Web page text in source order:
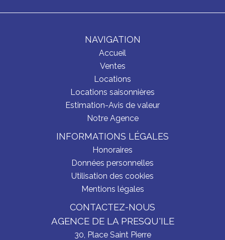
NAVIGATION
Accueil
Ventes
Locations
Locations saisonnières
Estimation-Avis de valeur
Notre Agence
INFORMATIONS LÉGALES
Honoraires
Données personnelles
Utilisation des cookies
Mentions légales
CONTACTEZ-NOUS
AGENCE DE LA PRESQU'ILE
30, Place Saint Pierre